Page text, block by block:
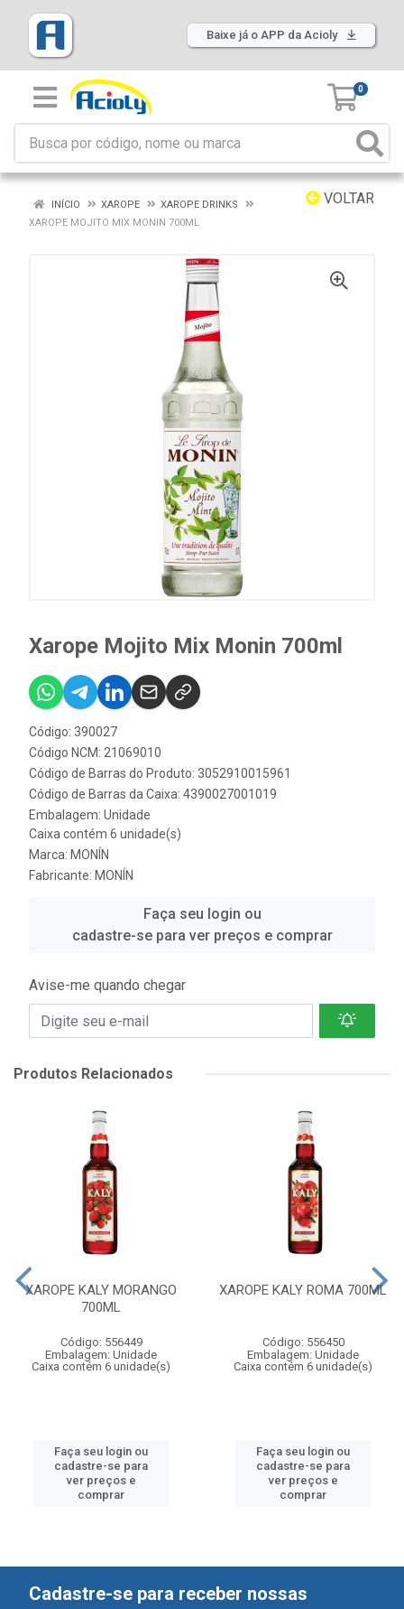
Baixe já o APP da Acioly
0
VOLTAR
INÍCIO XAROPE
XAROPE DRINKS
XAROPE MOJITO MIX MONIN 700ML
Xarope Mojito Mix Monin 700ml
Código: 390027
Código NCM: 21069010
Código de Barras do Produto: 3052910015961
Código de Barras da Caixa: 4390027001019
Embalagem: Unidade
Caixa contém 6 unidade(s)
Marca: MONÍN
Fabricante: MONÍN
Faça seu login ou
cadastre-se para ver preços e comprar
Avise-me quando chegar
Produtos Relacionados
XAROPE KALY MORANGO
700ML
Código: 556449
Embalagem: Unidade
Caixa contém 6 unidade(s)
Faça seu login ou
cadastre-se para
ver preços e
comprar
XAROPE KALY ROMA 700ML
Código: 556450
Embalagem: Unidade
Caixa contém 6 unidade(s)
Faça seu login ou
cadastre-se para
ver preços e
comprar
Cadastre-se para receber nossas